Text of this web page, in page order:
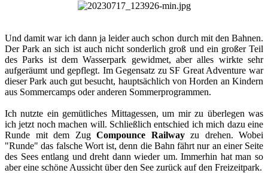
Und damit war ich dann ja leider auch schon durch mit den Bahnen.
Der Park an sich ist auch nicht sonderlich groß und ein großer Teil
des Parks ist dem Wasserpark gewidmet, aber alles wirkte sehr
aufgeräumt und gepflegt. Im Gegensatz zu SF Great Adventure war
dieser Park auch gut besucht, hauptsächlich von Horden an Kindern
aus Sommercamps oder anderen Sommerprogrammen.
Ich nutzte ein gemütliches Mittagessen, um mir zu überlegen was
ich jetzt noch machen will. Schließlich entschied ich mich dazu eine
Runde mit dem Zug Compounce Railway zu drehen. Wobei
"Runde" das falsche Wort ist, denn die Bahn fährt nur an einer Seite
des Sees entlang und dreht dann wieder um. Immerhin hat man so
aber eine schöne Aussicht über den See zurück auf den Freizeitpark.​